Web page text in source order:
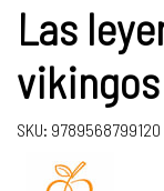
Las
SKU: 9789568799120